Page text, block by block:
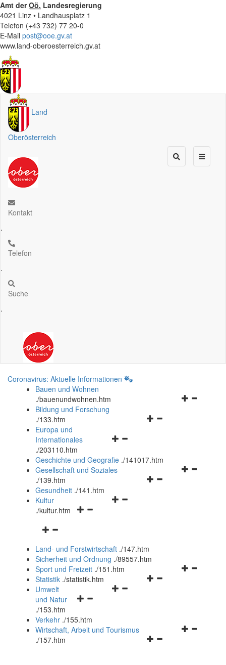
Amt derOö. Landesregierung
4021 Linz • Landhausplatz 1
Telefon (+43 732) 77 20-0
E-Mail post@ooe.gv.at
www.land-oberoesterreich.gv.at
Land
Oberösterreich
Kontakt
.
Telefon
.
Suche
.
Coronavirus: Aktuelle Informationen
Bauen und Wohnen
./bauenundwohnen.htm
Navigationsmenü
Bildung und Forschung
./133.htm
Navigationsmenü
und
schließen
Europa und
Internationales
./203110.htm
Geschichte und Geografie ./141017.htm
Navigationsmenü
Gesellschaft und Soziales
./139.htm
Navigationsmenü
Gesundheit ./141.htm
Navigationsmenü
Kultur
./kultur.htm
Navigationsmenü
und
schließen
Land- und Forstwirtschaft ./147.htm
Sicherheit und Ordnung ./89557.htm
Navigationsmenü
Sport und Freizeit ./151.htm
Navigationsmenü
Statistik ./statistik.htm
Navigationsmenü
und
schließen
Umwelt
und Natur
./153.htm
Verkehr ./155.htm
Navigationsmenü
Wirtschaft, Arbeit und Tourismus
./157.htm